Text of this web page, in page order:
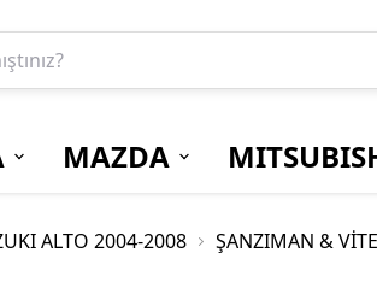
MAZDA
ALTO 2004-2008 ŞANZIMAN &